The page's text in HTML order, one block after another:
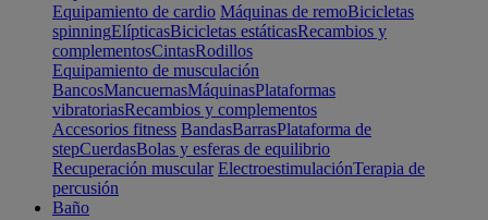
Equipamiento de cardio Máquinas de remoBicicletas
spinningElípticasBicicletas estáticasRecambios y
complementosCintasRodillos
Equipamiento de musculación
BancosMancuernasMáquinasPlataformas
vibratoriasRecambios y complementos
Accesorios fitness BandasBarrasPlataforma de
stepCuerdasBolas y esferas de equilibrio
Recuperación muscular ElectroestimulaciónTerapia de
percusión
Baño